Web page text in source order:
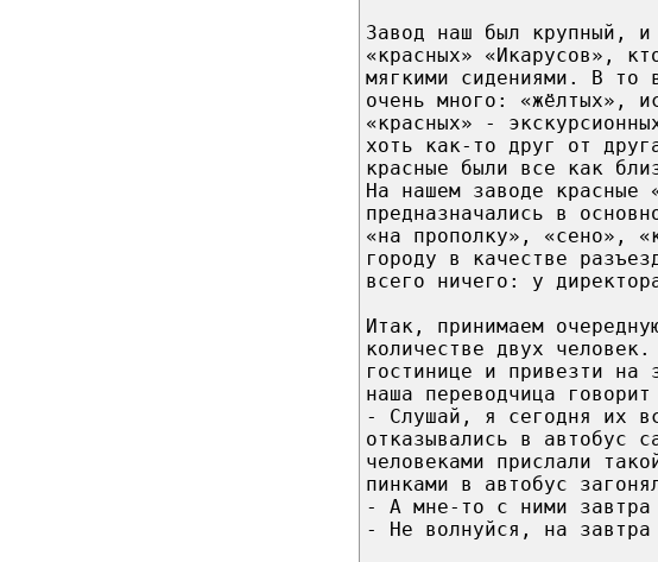
Завод наш был крупный, и
«красных» «Икарусов»,
мягкими сидениями. В то
очень много: «жёлтых»,
«красных» -
хоть как-то друг от
красные были все как
На нашем заводе красные
предназначались в
«на прополку», «сено»,
городу в качестве
всего ничего: у
Итак, принимаем
количестве двух
гостинице и привезти на
наша переводчица
- Слушай, я сегодня их
отказывались в автобус
человеками прислали
пинками в автобус
- А мне-то с ними завтра
- Не волнуйся, на завтра